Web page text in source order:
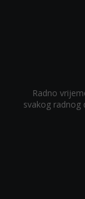
Radno
svakog radnog